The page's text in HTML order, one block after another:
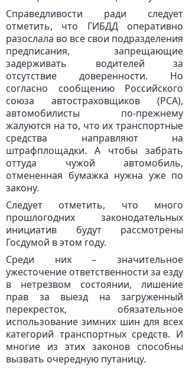
Справедливости ради следует
отметить, что ГИБДД оперативно
разослала во все свои подразделения
предписания, запрещающие
задерживать водителей за
отсутствие доверенности. Но
согласно сообщению Российского
союза автостраховщиков (РСА),
автомобилисты по-прежнему
жалуются на то, что их транспортные
средства направляют на
штрафплощадки. А чтобы забрать
оттуда чужой автомобиль,
отмененная бумажка нужна уже по
закону.
Следует отметить, что много
прошлогодних законодательных
инициатив будут рассмотрены
Госдумой в этом году.
Среди них – значительное
ужесточение ответственности за езду
в нетрезвом состоянии, лишение
прав за выезд на загруженный
перекресток, обязательное
использование зимних шин для всех
категорий транспортных средств. И
многие из этих законов способны
вызвать очередную путаницу.